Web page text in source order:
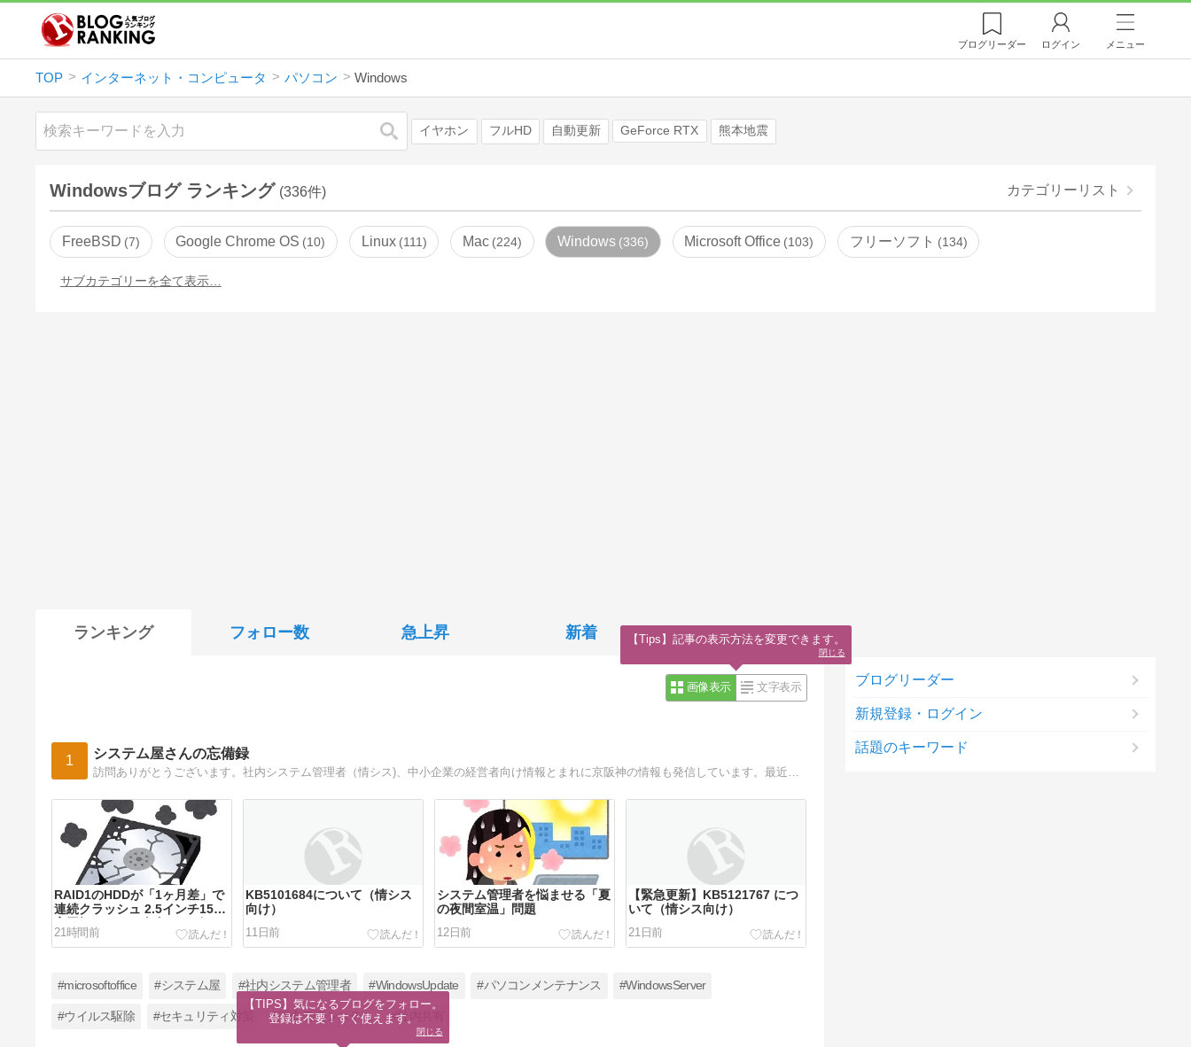
ブログリーダー ログイン メニュー
TOP インターネット・コンピュータ パソコン Windows
検索 イヤホン フルHD 自動更新 GeForce RTX 熊本地震
Windowsブログ ランキング (336件) カテゴリーリスト
FreeBSD 7 Google Chrome OS 10 Linux 111 Mac 224 Windows 336 Microsoft Office 103 フリーソフト 134
サブカテゴリーを全て表示…
ランキング フォロー数 急上昇 新着
画像表示 文字表示
1 システム屋さんの忘備録
RAID1のHDDが「1ヶ月差」で
連続クラッシュ 2.5インチ15K
高回転モデルの寿命がシビア
21時間前
KB5101684について（情シス
向け）
11日前
システム管理者を悩ませる「夏
の夜間室温」問題
12日前
【緊急更新】KB5121767 につ
いて（情シス向け）
21日前
#microsoftoffice #システム屋 #社内システム管理者 #WindowsUpdate #パソコンメンテナンス #WindowsServer
#ウイルス駆除 #セキュリティ対策 #販売管理システム #社内共有
ブログリーダー
新規登録・ログイン
話題のキーワード
【TIPS】気になるブログをフォロー。
登録は不要！すぐ使えます。
閉じる
【Tips】記事の表示方法を変更できます。
閉じる